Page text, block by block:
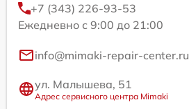
+7 (343) 226-93-53
Ежедневно с 9:00 до 21:00
info@mimaki-repair-center.ru
ул. Малышева, 51
Адрес сервисного центра Mimaki